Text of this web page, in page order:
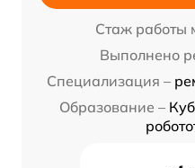
Стаж работы
Выполнено
Специализация –
Образование –